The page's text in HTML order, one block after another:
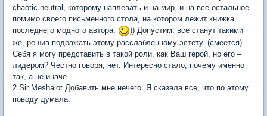
chaotic neutral, которому наплевать и на мир, и на все остальное
помимо своего письменного стола, на котором лежит книжка
последнего модного автора.
)) Допустим, все станут такими
же, решив подражать этому расслабленному эстету. (смеется)
Себя я могу представить в такой роли, как Ваш герой, но его –
лидером? Честно говоря, нет. Интересно стало, почему именно
так, а не иначе.
2 Sir Meshalot Добавить мне нечего. Я сказала все, что по этому
поводу думала.